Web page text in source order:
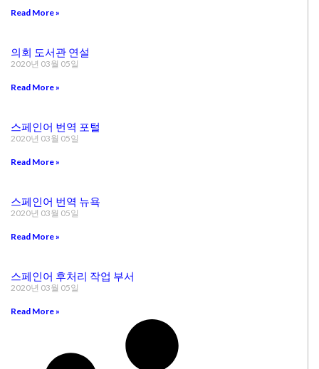
Read More »
의회 도서관 연설
2020년 03월 05일
Read More »
스페인어 번역 포털
2020년 03월 05일
Read More »
스페인어 번역 뉴욕
2020년 03월 05일
Read More »
스페인어 후처리 작업 부서
2020년 03월 05일
Read More »